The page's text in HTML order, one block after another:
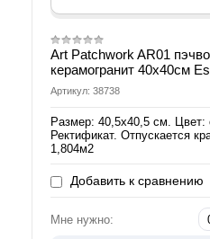
Art Patchwork AR01
керамогранит 40х40см
Артикул: 38738
Размер: 40,5х40,5 см.
Ректификат. Отпускается
1,804м2
Добавить к сравнению
Мне нужно: